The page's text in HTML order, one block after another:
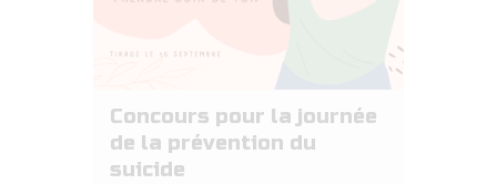
Concours pour la journée
de la prévention du
suicide